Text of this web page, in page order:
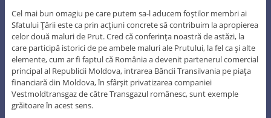
Cel mai bun omagiu pe care putem sa-l aducem foştilor membri ai
Sfatului Ţării este ca prin acţiuni concrete să contribuim la apropierea
celor două maluri de Prut. Cred că conferinţa noastră de astăzi, la
care participă istorici de pe ambele maluri ale Prutului, la fel ca şi alte
elemente, cum ar fi faptul că România a devenit partenerul comercial
principal al Republicii Moldova, intrarea Băncii Transilvania pe piaţa
financiară din Moldova, în sfârşit privatizarea companiei
Vestmoldtransgaz de către Transgazul românesc, sunt exemple
grăitoare în acest sens.